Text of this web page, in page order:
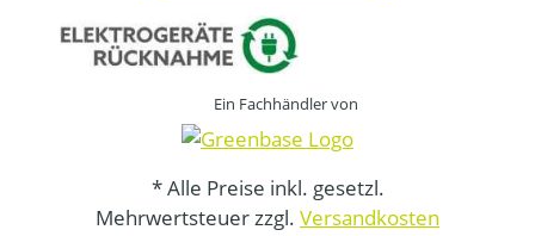
Ein Fachhändler von
* Alle Preise inkl. gesetzl.
Mehrwertsteuer zzgl. Versandkosten